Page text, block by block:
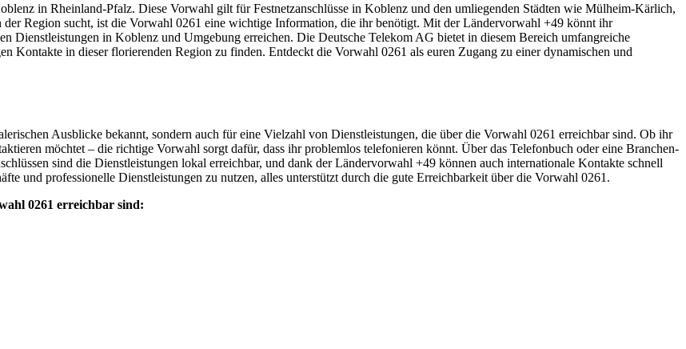
in Rheinland-Pfalz. Diese Vorwahl gilt für Festnetzanschlüsse in Koblenz und den umliegenden Städten wie Mülheim-Kärlich,
Region sucht, ist die Vorwahl 0261 eine wichtige Information, die ihr benötigt. Mit der Ländervorwahl +49 könnt ihr
Dienstleistungen in Koblenz und Umgebung erreichen. Die Deutsche Telekom AG bietet in diesem Bereich umfangreiche
Kontakte in dieser florierenden Region zu finden. Entdeckt die Vorwahl 0261 als euren Zugang zu einer dynamischen und
Ausblicke bekannt, sondern auch für eine Vielzahl von Dienstleistungen, die über die Vorwahl 0261 erreichbar sind. Ob ihr
möchtet – die richtige Vorwahl sorgt dafür, dass ihr problemlos telefonieren könnt. Über das Telefonbuch oder eine Branchen-
sind die Dienstleistungen lokal erreichbar, und dank der Ländervorwahl +49 können auch internationale Kontakte schnell
und professionelle Dienstleistungen zu nutzen, alles unterstützt durch die gute Erreichbarkeit über die Vorwahl 0261.
0261 erreichbar sind: